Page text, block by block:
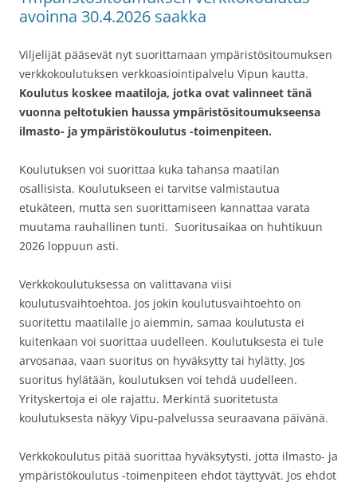
avoinna 30.4.2026 saakka
Viljelijät pääsevät nyt suorittamaan ympäristösitoumuksen
verkkokoulutuksen verkkoasiointipalvelu Vipun kautta.
Koulutus koskee maatiloja, jotka ovat valinneet tänä
vuonna peltotukien haussa ympäristösitoumukseensa
ilmasto- ja ympäristökoulutus -toimenpiteen.
Koulutuksen voi suorittaa kuka tahansa maatilan
osallisista. Koulutukseen ei tarvitse valmistautua
etukäteen, mutta sen suorittamiseen kannattaa varata
muutama rauhallinen tunti. Suoritusaikaa on huhtikuun
2026 loppuun asti.
Verkkokoulutuksessa on valittavana viisi
koulutusvaihtoehtoa. Jos jokin koulutusvaihtoehto on
suoritettu maatilalle jo aiemmin, samaa koulutusta ei
kuitenkaan voi suorittaa uudelleen. Koulutuksesta ei tule
arvosanaa, vaan suoritus on hyväksytty tai hylätty. Jos
suoritus hylätään, koulutuksen voi tehdä uudelleen.
Yrityskertoja ei ole rajattu. Merkintä suoritetusta
koulutuksesta näkyy Vipu-palvelussa seuraavana päivänä.
Verkkokoulutus pitää suorittaa hyväksytysti, jotta ilmasto- ja
ympäristökoulutus -toimenpiteen ehdot täyttyvät. Jos ehdot